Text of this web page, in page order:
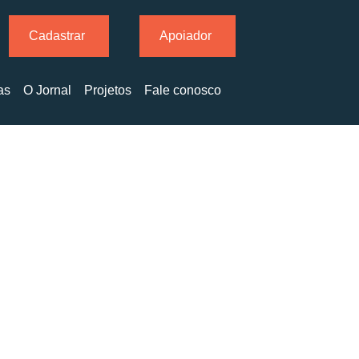
Cadastrar Apoiador
O Jornal Projetos Fale conosco